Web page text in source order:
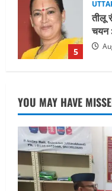
1
15
2
YOU MAY HAVE